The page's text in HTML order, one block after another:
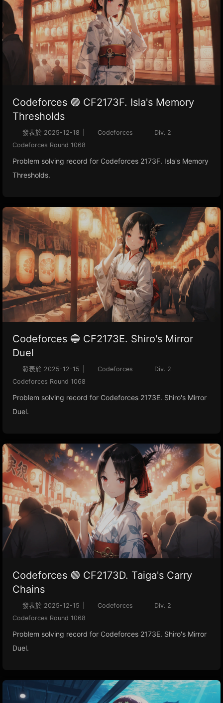
Codeforces 🟣 CF2173F. Isla's Memory
Thresholds
發表於 2025-12-18 Codeforces
Div. 2
Codeforces Round 1068
Problem solving record for Codeforces 2173F. Isla's Memory
Thresholds.
Codeforces 🔵 CF2173E. Shiro's Mirror
Duel
發表於 2025-12-15 Codeforces
Div. 2
Codeforces Round 1068
Problem solving record for Codeforces 2173E. Shiro's Mirror
Duel.
Codeforces 🟢 CF2173D. Taiga's Carry
Chains
發表於 2025-12-15 Codeforces
Div. 2
Codeforces Round 1068
Problem solving record for Codeforces 2173E. Shiro's Mirror
Duel.